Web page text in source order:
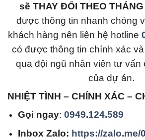
sẽ THAY ĐỔI THEO THÁNG
được thông tin nhanh chóng
khách hàng nên liên hệ hotline
có được thông tin chính xác
qua đội ngũ nhân viên tư vấn
của dự án.
NHIỆT TÌNH – CHÍNH XÁC –
Gọi ngay: 0949.124.589
Inbox Zalo: https://zalo.me/